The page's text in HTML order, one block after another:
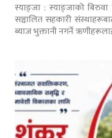
स्याङ्जा : स्याङ्जाको बिरुवा
सञ्चालित सहकारी
ब्याज भुक्तानी नगर्ने